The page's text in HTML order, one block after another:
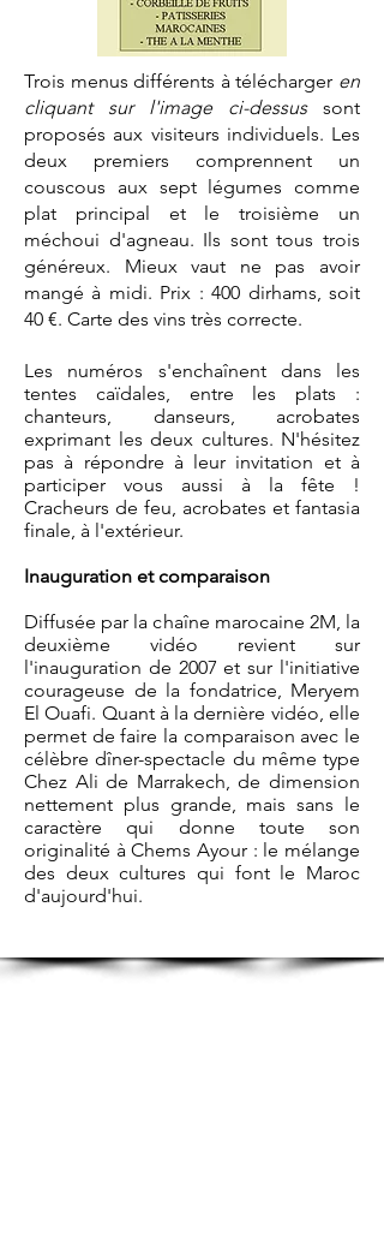
Trois menus différents à télécharger en
cliquant sur l'image ci-dessussont
proposés aux visiteurs individuels. Les
deux premiers comprennent un
couscous aux sept légumes comme
plat principal et le troisième un
méchoui d'agneau. Ils sont tous trois
généreux. Mieux vaut ne pas avoir
mangé à midi. Prix : 400 dirhams, soit
40 €. Carte des vins très correcte.
Les numéros s'enchaînent dans les
tentes caïdales, entre les plats :
chanteurs, danseurs, acrobates
exprimant les deux cultures. N'hésitez
pas à répondre à leur invitation et à
participer vous aussi à la fête !
Cracheurs de feu, acrobates et fantasia
finale, à l'extérieur.
Inauguration et comparaison
Diffusée par la chaîne marocaine 2M, la
deuxième vidéo revient sur
l'inauguration de 2007 et sur l'initiative
courageuse de la fondatrice, Meryem
El Ouafi. Quant à la dernière vidéo, elle
permet de faire la comparaison avec le
célèbre dîner-spectacle du même type
Chez Ali de Marrakech, de dimension
nettement plus grande, mais sans le
caractère qui donne toute son
originalité à Chems Ayour : le mélange
des deux cultures qui font le Maroc
d'aujourd'hui.